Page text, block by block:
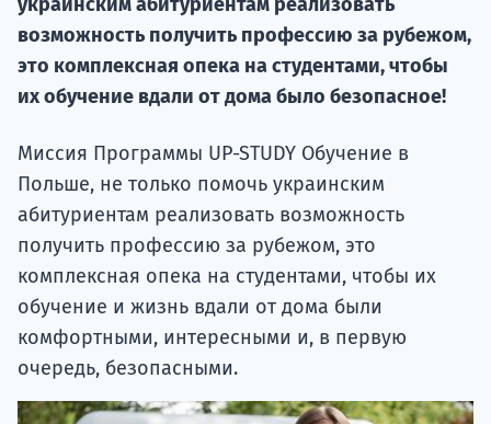
возможность получить профессию за рубежом,
это комплексная опека на студентами, чтобы
их обучение вдали от дома было безопасное!
Миссия Программы UP-STUDY Обучение в
Польше, не только помочь украинским
абитуриентам реализовать возможность
получить профессию за рубежом, это
комплексная опека на студентами, чтобы их
обучение и жизнь вдали от дома были
комфортными, интересными и, в первую
очередь, безопасными.